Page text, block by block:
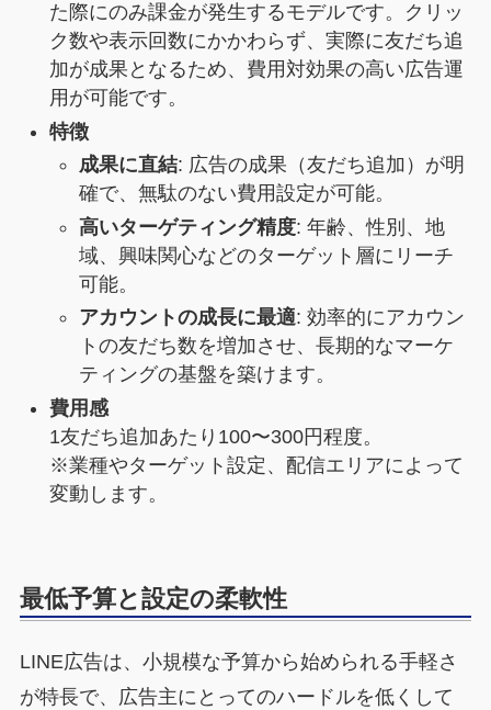
た際にのみ課金が発生するモデルです。クリッ
ク数や表示回数にかかわらず、実際に友だち追
加が成果となるため、費用対効果の高い広告運
用が可能です。
特徴
成果に直結: 広告の成果（友だち追加）が明
確で、無駄のない費用設定が可能。
高いターゲティング精度: 年齢、性別、地
域、興味関心などのターゲット層にリーチ
可能。
アカウントの成長に最適: 効率的にアカウン
トの友だち数を増加させ、長期的なマーケ
ティングの基盤を築けます。
費用感
1友だち追加あたり100〜300円程度。
※業種やターゲット設定、配信エリアによって
変動します。
最低予算と設定の柔軟性
LINE広告は、小規模な予算から始められる手軽さ
が特長で、広告主にとってのハードルを低くして